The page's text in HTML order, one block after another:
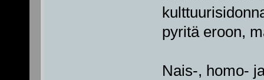
pyritä eroon,
Nais-, homo-